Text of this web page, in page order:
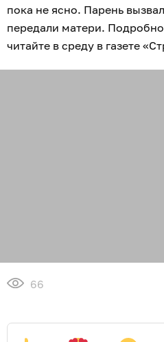
пока не ясно. Парень
передали матери.
читайте в среду в газете
66